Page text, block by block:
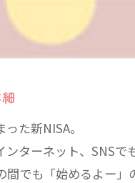
た新NISA。
ンターネット、SNSで
間でも「始めるよー」